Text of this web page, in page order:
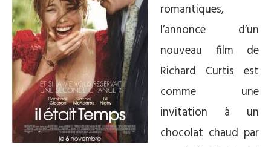
romantiques,
l’annonce d’un
nouveau film de
Richard Curtis est
comme une
invitation à un
chocolat chaud par